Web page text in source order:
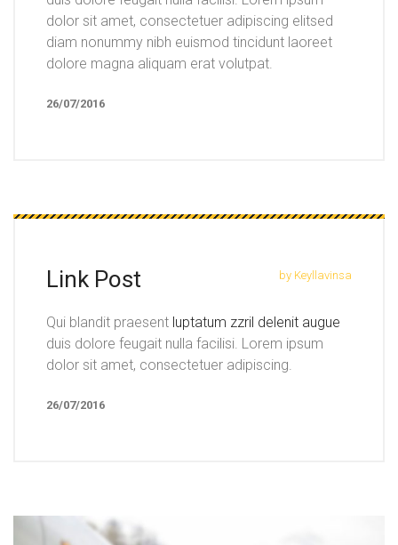
dolor sit amet, consectetuer adipiscing elitsed
diam nonummy nibh euismod tincidunt laoreet
dolore magna aliquam erat volutpat.
26/07/2016
Link Post by Keyllavinsa
Qui blandit praesent luptatum zzril delenit augue
duis dolore feugait nulla facilisi. Lorem ipsum
dolor sit amet, consectetuer adipiscing.
26/07/2016